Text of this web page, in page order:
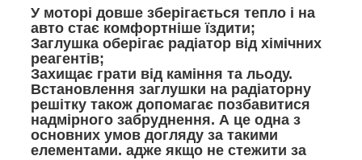
У моторі довше зберігається тепло і на
авто стає комфортніше їздити;
Заглушка оберігає радіатор від хімічних
реагентів;
Захищає грати від каміння та льоду.
Встановлення заглушки на радіаторну
решітку також допомагає позбавитися
надмірного забруднення. А це одна з
основних умов догляду за такими
елементами. адже якщо не стежити за